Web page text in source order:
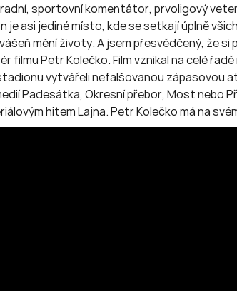
sportovní komentátor, prvoligový
je asi jediné místo, kde se setkají úplně
mění životy. A jsem přesvědčený, že
filmu Petr Kolečko. Film vznikal na celé
vytvářeli nefalšovanou zápasovou
Padesátka, Okresní přebor, Most nebo
hitem Lajna. Petr Kolečko má na